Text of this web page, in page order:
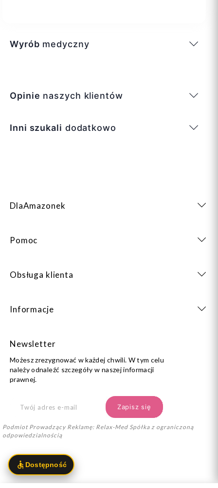
Wyrób medyczny
Opinie naszych klientów
Inni szukali dodatkowo
DlaAmazonek
Pomoc
Obsługa klienta
Informacje
Newsletter
Możesz zrezygnować w każdej chwili. W tym celu
należy odnaleźć szczegóły w naszej informacji
prawnej.
Podmiot Prowadzący Reklamę: Relax-Med Spółka z ograniczoną
odpowiedzialnością